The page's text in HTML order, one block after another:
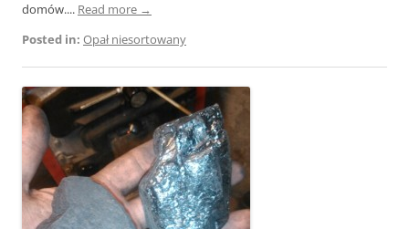
domów.... Read more →
Posted in: Opał niesortowany